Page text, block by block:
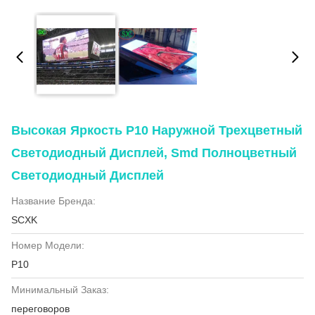
Высокая Яркость P10 Наружной Трехцветный
Светодиодный Дисплей, Smd Полноцветный
Светодиодный Дисплей
Название Бренда:
SCXK
Номер Модели:
P10
Минимальный Заказ:
переговоров